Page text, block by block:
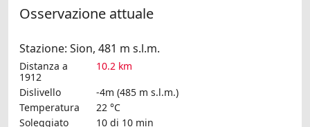
Osservazione attuale
Stazione: Sion, 481 m s.l.m.
Distanza a
1912
10.2 km
Dislivello
-4m (485 m s.l.m.)
Temperatura
22 °C
Soleggiato
10 di 10 min